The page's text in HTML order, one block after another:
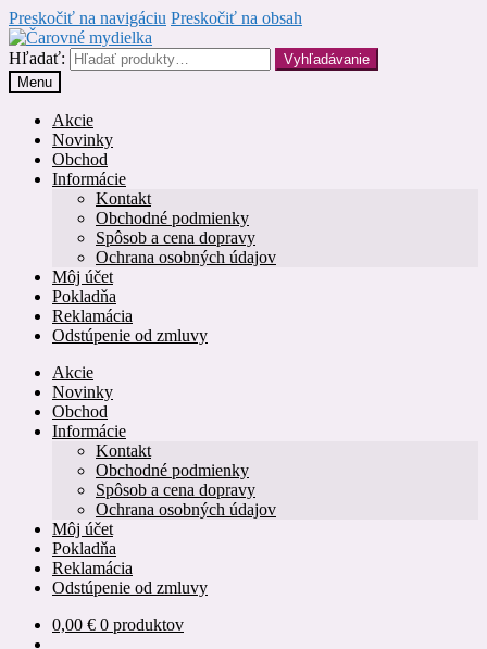
Preskočiť na navigáciu Preskočiť na obsah
Hľadať:
Vyhľadávanie
Menu
Akcie
Novinky
Obchod
Informácie
Kontakt
Obchodné podmienky
Spôsob a cena dopravy
Ochrana osobných údajov
Môj účet
Pokladňa
Reklamácia
Odstúpenie od zmluvy
Akcie
Novinky
Obchod
Informácie
Kontakt
Obchodné podmienky
Spôsob a cena dopravy
Ochrana osobných údajov
Môj účet
Pokladňa
Reklamácia
Odstúpenie od zmluvy
0,00 € 0 produktov